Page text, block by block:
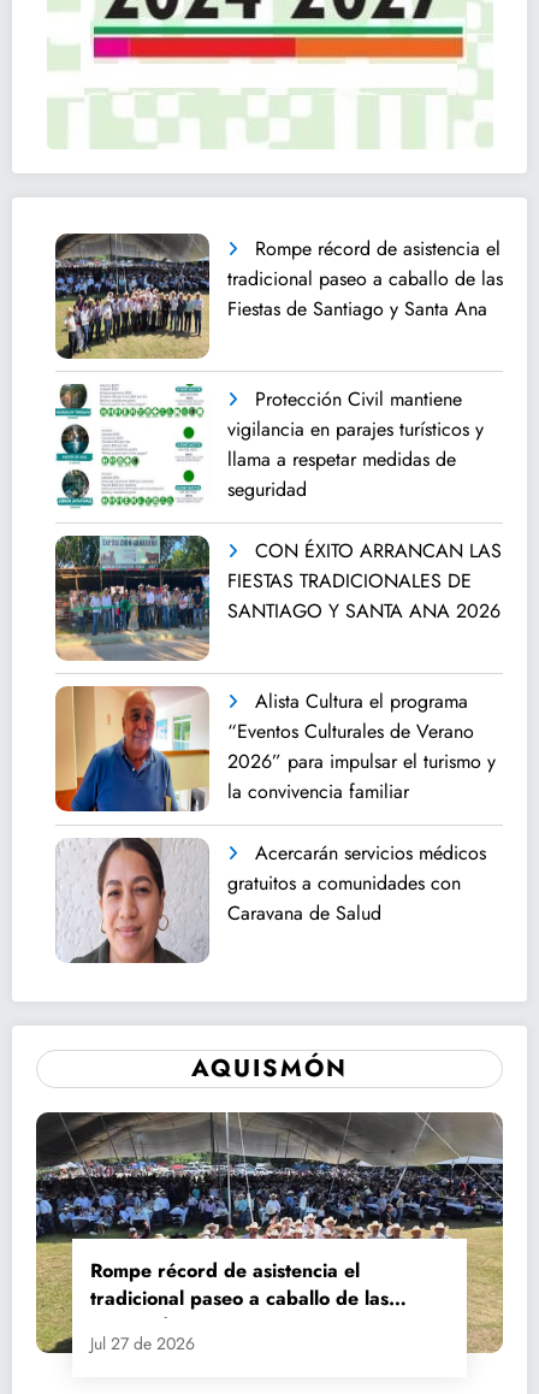
Rompe récord de asistencia el
tradicional paseo a caballo de las
Fiestas de Santiago y Santa Ana
Protección Civil mantiene
vigilancia en parajes turísticos y
llama a respetar medidas de
seguridad
CON ÉXITO ARRANCAN LAS
FIESTAS TRADICIONALES DE
SANTIAGO Y SANTA ANA 2026
Alista Cultura el programa
“Eventos Culturales de Verano
2026” para impulsar el turismo y
la convivencia familiar
Acercarán servicios médicos
gratuitos a comunidades con
Caravana de Salud
AQUISMÓN
Rompe récord de asistencia el
tradicional paseo a caballo de las
Fiestas de Santiago y Santa Ana
Jul 27 de 2026